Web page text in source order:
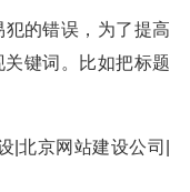
的错误，为了提高
键词。比如把标题
|北京网站建设公司|